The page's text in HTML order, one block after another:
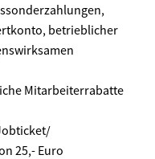
betrieblicher
Mitarbeiterrabatte
25,- Euro